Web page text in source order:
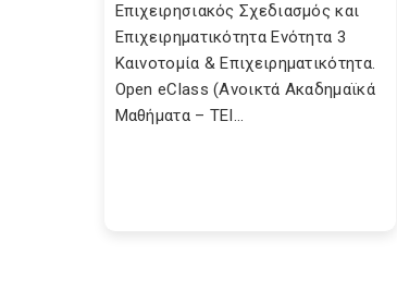
Επιχειρησιακός Σχεδιασμός και
Επιχειρηματικότητα Ενότητα 3
Καινοτομία & Επιχειρηματικότητα.
Open eClass (Ανοικτά Ακαδημαϊκά
Μαθήματα – ΤΕΙ...